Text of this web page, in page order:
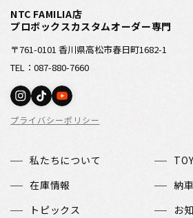
NTC FAMILIA店
プロボックスカスタムオーダー専門
〒761-0101 香川県高松市春日町1682-1
TEL：087-880-7660
プライバシーポリシー
私たちについて
在庫情報
納
トピックス
お